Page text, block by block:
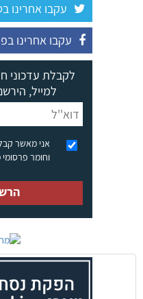
עקבו אחרינו
עקבו אחרינו
לקבלת עדכוני
למייל,
אני מאשר
וחומר